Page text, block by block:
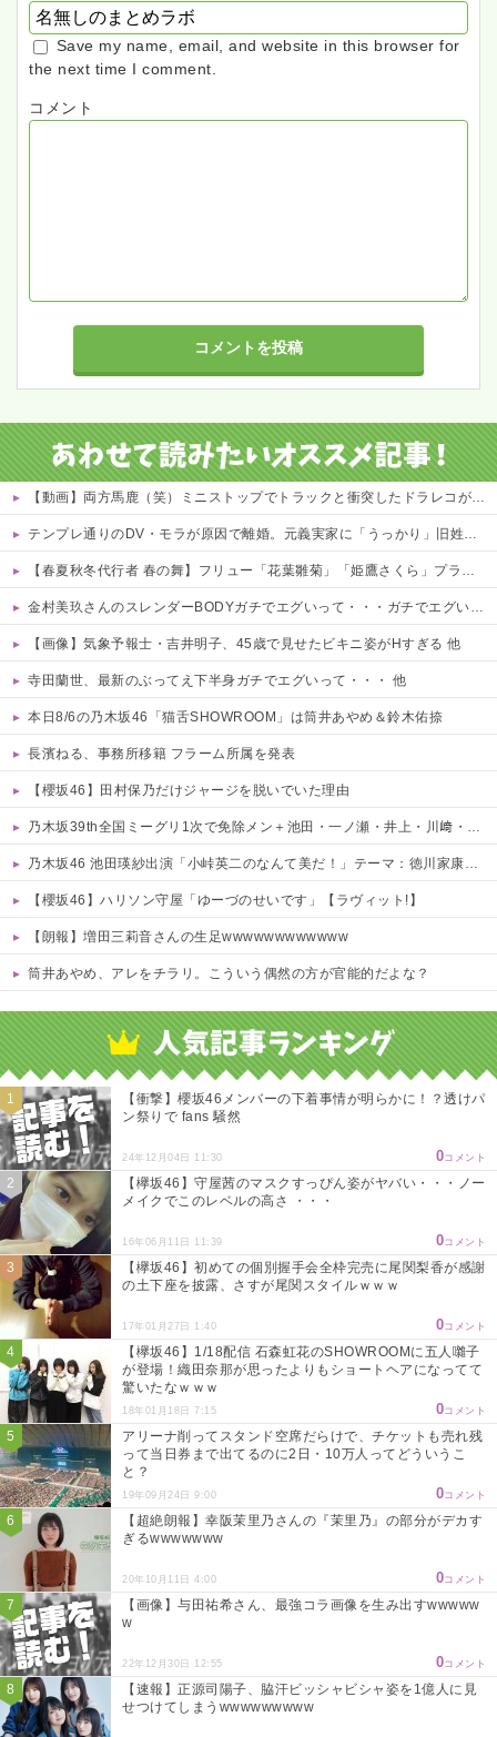
Save my name, email, and website in this browser for
the next time I comment.
コメント
【動画】両方馬鹿（笑）ミニストップでトラックと衝突したドラレコが（ノ∇`）
テンプレ通りのDV・モラが原因で離婚。元義実家に「うっかり」旧姓嫁子の名前で、FXや先物の資料請求を送り続けたら…元義実家が電話番号を変更し、借金まみれになっていた話ｗｗｗｗｗ
【春夏秋冬代行者 春の舞】フリュー「花葉雛菊」「姫鷹さくら」プライズフィギュア【彩色原型公開】
金村美玖さんのスレンダーBODYガチでエグいって・・・ガチでエグいって・・・ 他
【画像】気象予報士・吉井明子、45歳で見せたビキニ姿がHすぎる 他
寺田蘭世、最新のぶってえ下半身ガチでエグいって・・・ 他
本日8/6の乃木坂46「猫舌SHOWROOM」は筒井あやめ＆鈴木佑捺
長濱ねる、事務所移籍 フラーム所属を発表
【櫻坂46】田村保乃だけジャージを脱いでいた理由
乃木坂39th全国ミーグリ1次で免除メン＋池田・一ノ瀬・井上・川﨑・菅原・中西が全完売
乃木坂46 池田瑛紗出演「小峠英二のなんて美だ！」テーマ：徳川家康【2025.8.5 24:00〜 TOKYO MX】
【櫻坂46】ハリソン守屋「ゆーづのせいです」【ラヴィット!】
【朗報】増田三莉音さんの生足wwwwwwwwwwww
筒井あやめ、アレをチラリ。こういう偶然の方が官能的だよな？
【衝撃】櫻坂46メンバーの下着事情が明らかに！？透けパ
ン祭りで fans 騒然
24年12月04日 11:30 0コメント
【欅坂46】守屋茜のマスクすっぴん姿がヤバい・・・ノー
メイクでこのレベルの高さ ・・・
16年06月11日 11:39 0コメント
【欅坂46】初めての個別握手会全枠完売に尾関梨香が感謝
の土下座を披露、さすが尾関スタイルｗｗｗ
17年01月27日 1:40 0コメント
【欅坂46】1/18配信 石森虹花のSHOWROOMに五人囃子
が登場！織田奈那が思ったよりもショートヘアになってて
驚いたなｗｗｗ
18年01月18日 7:15 0コメント
アリーナ削ってスタンド空席だらけで、チケットも売れ残
って当日券まで出てるのに2日・10万人ってどういうこ
と？
19年09月24日 9:00 0コメント
【超絶朗報】幸阪茉里乃さんの『茉里乃』の部分がデカす
ぎるwwwwwww
20年10月11日 4:00 0コメント
【画像】与田祐希さん、最強コラ画像を生み出すwwwww
w
22年12月30日 12:55 0コメント
【速報】正源司陽子、脇汗ビッシャビシャ姿を1億人に見
せつけてしまうwwwwwwwww